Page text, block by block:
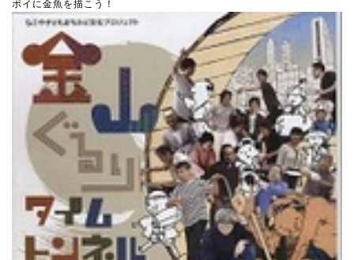
ポイに金魚を描こう！